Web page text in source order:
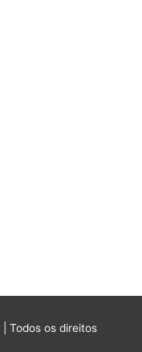
| Todos os direitos